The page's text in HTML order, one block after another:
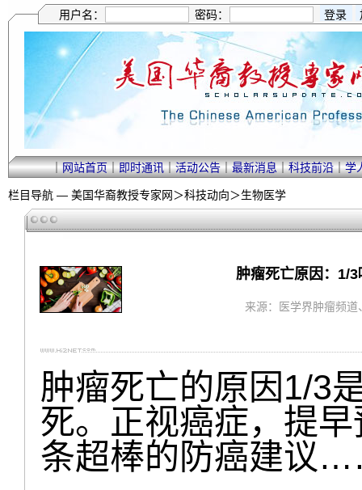
用户名： 密码：
｜网站首页｜即时通讯｜活动公告｜最新消息｜科技前沿｜学
栏目导航 — 美国华裔教授专家网＞科技动向＞生物医学
肿瘤死亡原因：1/
来源：医学界肿瘤频
肿瘤死亡的原因1/3
死。正视癌症，提
条超棒的防癌建议